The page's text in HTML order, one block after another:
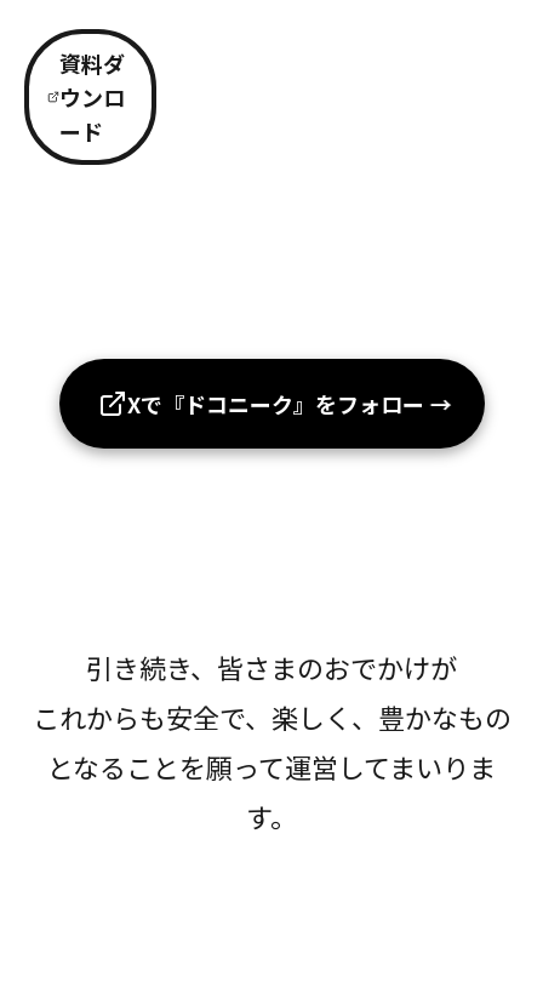
資料ダ
ウンロ
ード
Xで『ドコニーク』をフォロー →
引き続き、皆さまのおでかけが
これからも安全で、楽しく、豊かなもの
となることを願って運営してまいりま
す。